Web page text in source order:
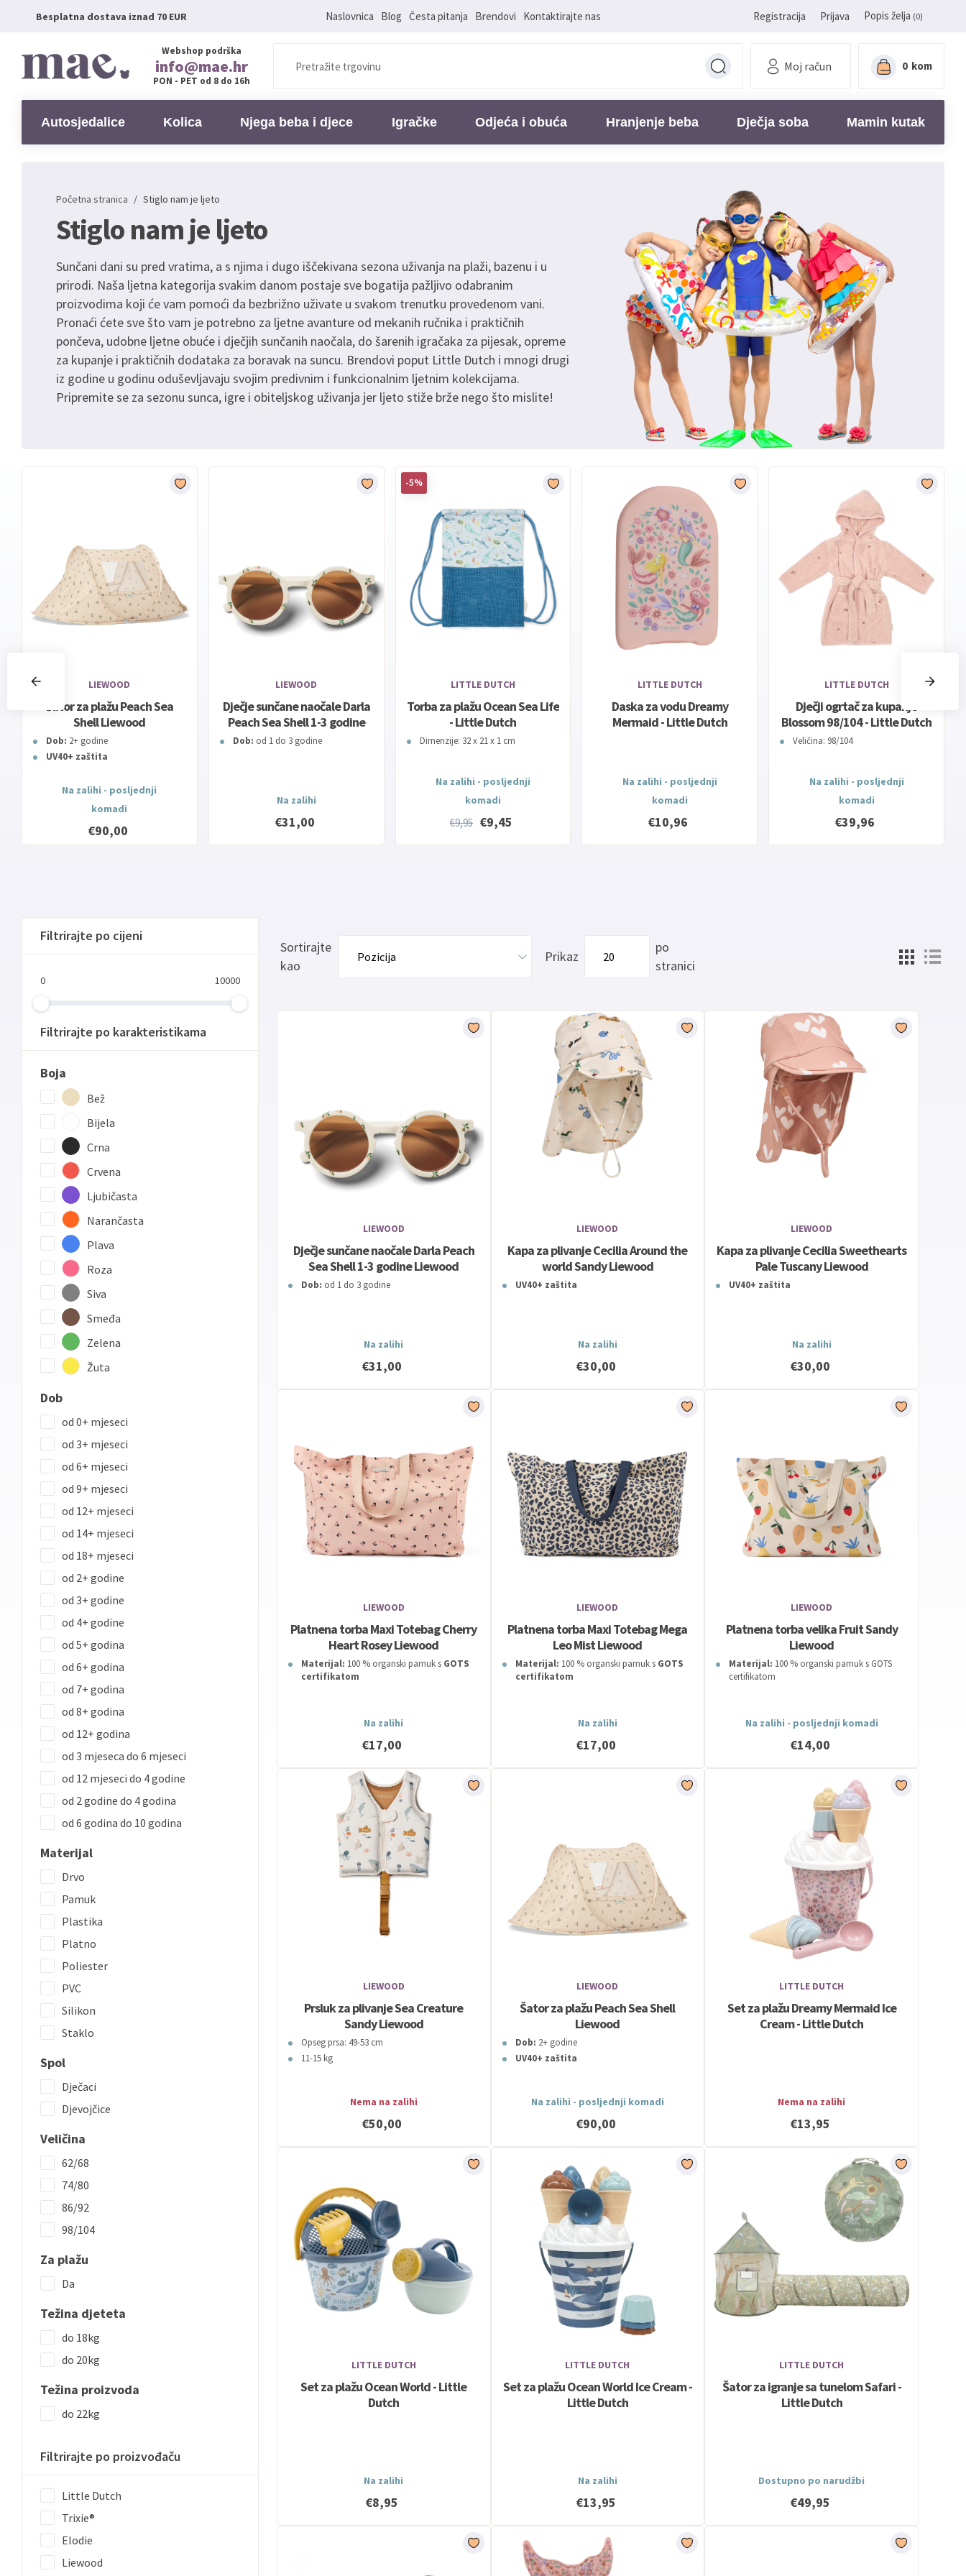
Besplatna dostava iznad 70 EUR Naslovnica Blog Česta pitanja Brendovi Kontaktirajte nas Registracija Prijava Popis želja (0)
Webshop podrška
info@mae.hr
PON - PET od 8 do 16h
Moj račun 0 kom
Autosjedalice Kolica Njega beba i djece Igračke Odjeća i obuća Hranjenje beba Dječja soba Mamin kutak
Početna stranica / Stiglo nam je ljeto
Stiglo nam je ljeto
Sunčani dani su pred vratima, a s njima i dugo iščekivana sezona uživanja na plaži, bazenu i u
prirodi. Naša ljetna kategorija svakim danom postaje sve bogatija pažljivo odabranim
proizvodima koji će vam pomoći da bezbrižno uživate u svakom trenutku provedenom vani.
Pronaći ćete sve što vam je potrebno za ljetne avanture od mekanih ručnika i praktičnih
pončeva, udobne ljetne obuće i dječjih sunčanih naočala, do šarenih igračaka za pijesak, opreme
za kupanje i praktičnih dodataka za boravak na suncu. Brendovi poput Little Dutch i mnogi drugi
iz godine u godinu oduševljavaju svojim predivnim i funkcionalnim ljetnim kolekcijama.
Pripremite se za sezonu sunca, igre i obiteljskog uživanja jer ljeto stiže brže nego što mislite!
LIEWOOD
Šator za plažu Peach Sea
Shell Liewood
Dob: 2+ godine
UV40+ zaštita
Na zalihi - posljednji
komadi
€90,00
LIEWOOD
Dječje sunčane naočale Darla
Peach Sea Shell 1-3 godine
Liewood
Dob: od 1 do 3 godine
Na zalihi
€31,00
-5%
LITTLE DUTCH
Torba za plažu Ocean Sea Life
- Little Dutch
Dimenzije: 32 x 21 x 1 cm
Na zalihi - posljednji
komadi
€9,95 €9,45
LITTLE DUTCH
Daska za vodu Dreamy
Mermaid - Little Dutch
Na zalihi - posljednji
komadi
€10,96
LITTLE DUTCH
Dječji ogrtač za kupanje
Blossom 98/104 - Little Dutch
Veličina: 98/104
Na zalihi - posljednji
komadi
€39,96
Filtrirajte po cijeni
0 10000
Filtrirajte po karakteristikama
Boja
Bež
Bijela
Crna
Crvena
Ljubičasta
Narančasta
Plava
Roza
Siva
Smeđa
Zelena
Žuta
Dob
od 0+ mjeseci
od 3+ mjeseci
od 6+ mjeseci
od 9+ mjeseci
od 12+ mjeseci
od 14+ mjeseci
od 18+ mjeseci
od 2+ godine
od 3+ godine
od 4+ godine
od 5+ godina
od 6+ godina
od 7+ godina
od 8+ godina
od 12+ godina
od 3 mjeseca do 6 mjeseci
od 12 mjeseci do 4 godine
od 2 godine do 4 godina
od 6 godina do 10 godina
Materijal
Drvo
Pamuk
Plastika
Platno
Poliester
PVC
Silikon
Staklo
Spol
Dječaci
Djevojčice
Veličina
62/68
74/80
86/92
98/104
Za plažu
Da
Težina djeteta
do 18kg
do 20kg
Težina proizvoda
do 22kg
Filtrirajte po proizvođaču
Little Dutch
Trixie®
Elodie
Liewood
Sortirajte
kao
Prikaz
po
stranici
LIEWOOD
Dječje sunčane naočale Darla Peach
Sea Shell 1-3 godine Liewood
Dob: od 1 do 3 godine
Na zalihi
€31,00
LIEWOOD
Kapa za plivanje Cecilia Around the
world Sandy Liewood
UV40+ zaštita
Na zalihi
€30,00
LIEWOOD
Kapa za plivanje Cecilia Sweethearts
Pale Tuscany Liewood
UV40+ zaštita
Na zalihi
€30,00
LIEWOOD
Platnena torba Maxi Totebag Cherry
Heart Rosey Liewood
Materijal: 100 % organski pamuk s GOTS
certifikatom
Na zalihi
€17,00
LIEWOOD
Platnena torba Maxi Totebag Mega
Leo Mist Liewood
Materijal: 100 % organski pamuk s GOTS
certifikatom
Na zalihi
€17,00
LIEWOOD
Platnena torba velika Fruit Sandy
Liewood
Materijal: 100 % organski pamuk s GOTS
certifikatom
Na zalihi - posljednji komadi
€14,00
LIEWOOD
Prsluk za plivanje Sea Creature
Sandy Liewood
Opseg prsa: 49-53 cm
11-15 kg
Nema na zalihi
€50,00
LIEWOOD
Šator za plažu Peach Sea Shell
Liewood
Dob: 2+ godine
UV40+ zaštita
Na zalihi - posljednji komadi
€90,00
LITTLE DUTCH
Set za plažu Dreamy Mermaid Ice
Cream - Little Dutch
Nema na zalihi
€13,95
LITTLE DUTCH
Set za plažu Ocean World - Little
Dutch
Na zalihi
€8,95
LITTLE DUTCH
Set za plažu Ocean World Ice Cream -
Little Dutch
Na zalihi
€13,95
LITTLE DUTCH
Šator za igranje sa tunelom Safari -
Little Dutch
Dostupno po narudžbi
€49,95